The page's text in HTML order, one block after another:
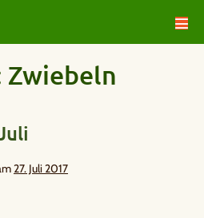
Zwiebeln
27. Juli 2017